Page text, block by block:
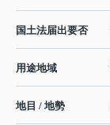
国土法届出要否
用途地域
地目 / 地勢